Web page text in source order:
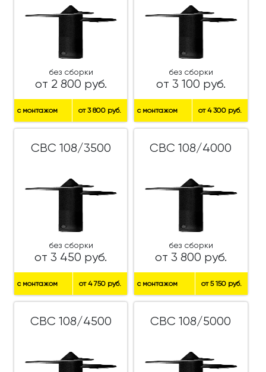
без сборки
от 2 800 руб.
с монтажом от 3 800 руб.
без сборки
от 3 100 руб.
с монтажом от 4 300 руб.
СВС 108/3500
без сборки
от 3 450 руб.
с монтажом от 4 750 руб.
СВС 108/4000
без сборки
от 3 800 руб.
с монтажом от 5 150 руб.
СВС 108/4500 СВС 108/5000